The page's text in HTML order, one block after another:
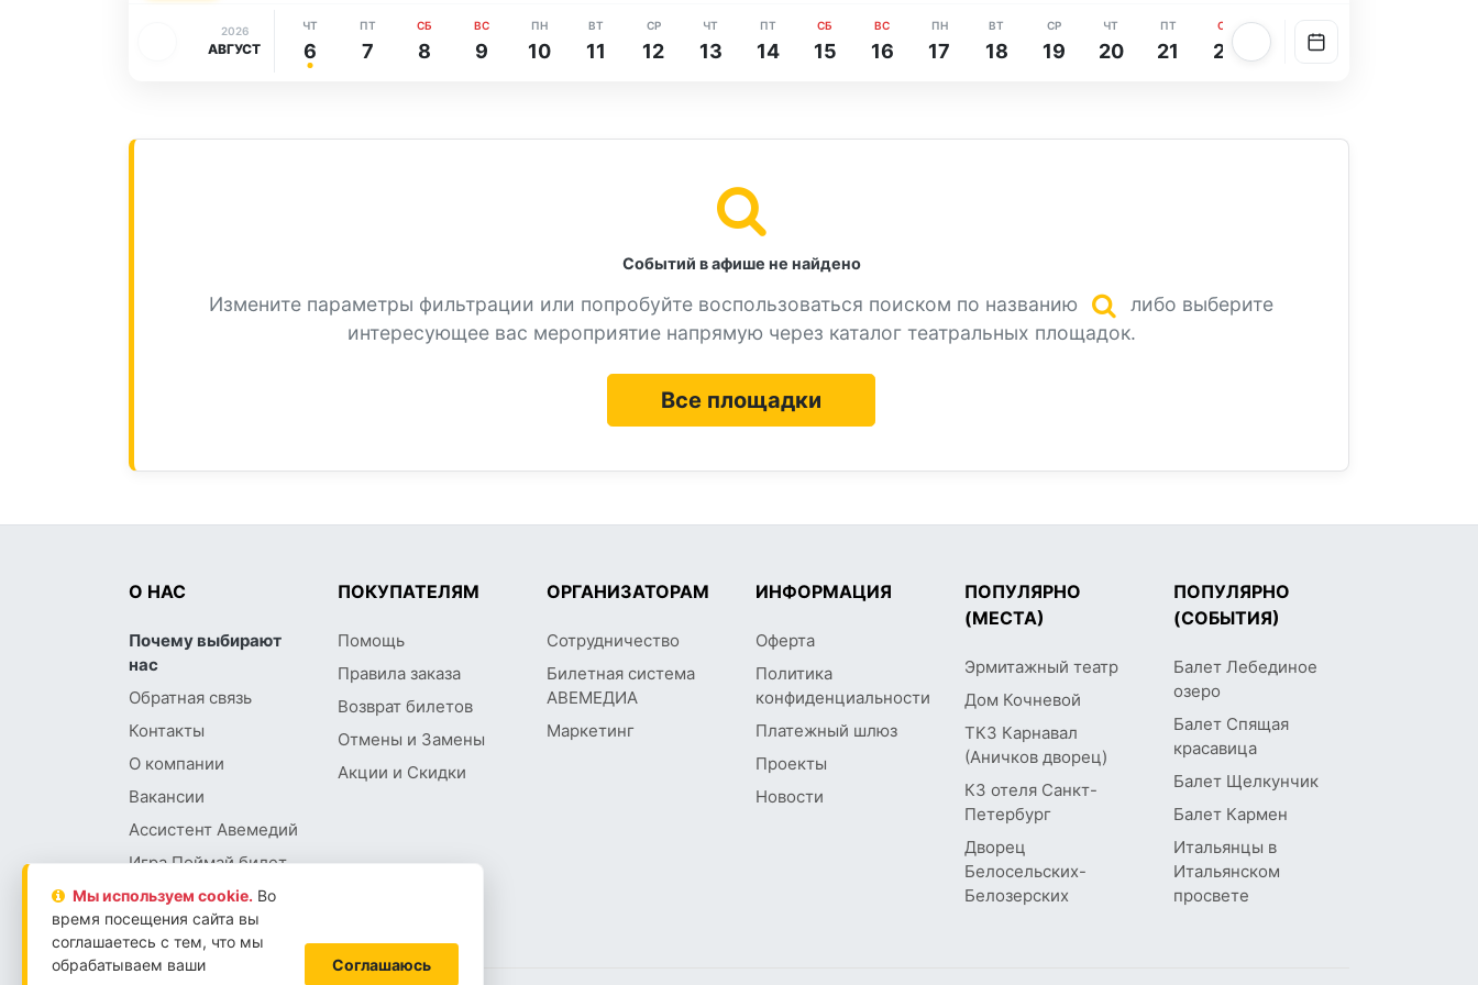
2026
АВГУСТ
ЧТ
6
ПТ
7
СБ
8
ВС
9
ПН
10
ВТ
11
СР
12
ЧТ
13
ПТ
14
СБ
15
ВС
16
ПН
17
ВТ
18
СР
19
ЧТ
20
ПТ
21
СБ
22 23
Событий в афише не найдено
Измените параметры фильтрации или попробуйте воспользоваться поиском по названию
либо выберите
интересующее вас мероприятие напрямую через каталог театральных площадок.
Все площадки
О НАС
Почему выбирают
нас
Обратная связь
Контакты
О компании
Вакансии
Ассистент Авемедий
Игра Поймай билет
ПОКУПАТЕЛЯМ
Помощь
Правила заказа
Возврат билетов
Отмены и Замены
Акции и Скидки
ОРГАНИЗАТОРАМ
Сотрудничество
Билетная система
АВЕМЕДИА
Маркетинг
ИНФОРМАЦИЯ
Оферта
Политика
конфиденциальности
Платежный шлюз
Проекты
Новости
ПОПУЛЯРНО
(МЕСТА)
Эрмитажный театр
Дом Кочневой
ТКЗ Карнавал
(Аничков дворец)
КЗ отеля Санкт-
Петербург
Дворец
Белосельских-
Белозерских
ПОПУЛЯРНО
(СОБЫТИЯ)
Балет Лебединое
озеро
Балет Спящая
красавица
Балет Щелкунчик
Балет Кармен
Итальянцы в
Итальянском
просвете
Мы используем сookie. Во
время посещения сайта вы
соглашаетесь с тем, что мы
обрабатываем ваши
Соглашаюсь